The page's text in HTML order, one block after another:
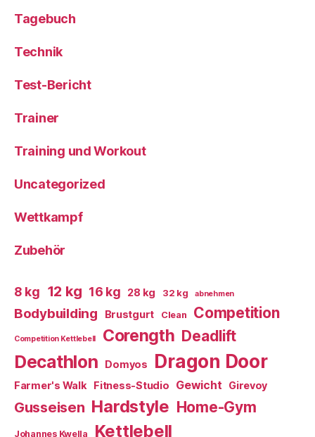
Tagebuch
Technik
Test-Bericht
Trainer
Training und Workout
Uncategorized
Wettkampf
Zubehör
8 kg 12 kg 16 kg 28 kg 32 kg abnehmen
Bodybuilding Brustgurt Clean Competition
Competition Kettlebell Corength Deadlift
Decathlon Domyos Dragon Door
Farmer's Walk Fitness-Studio Gewicht Girevoy
Gusseisen Hardstyle Home-Gym
Johannes Kwella Kettlebell